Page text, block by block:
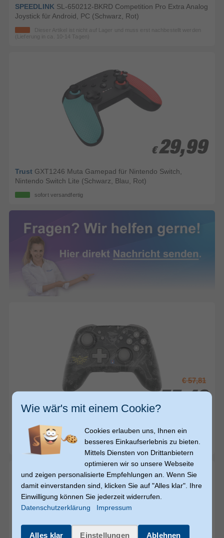
SPEEDLINK SL-650212-BKRD Competition Pro Extra Analog
Joystick für Android, PC (Schwarz, Rot)
Dieser Artikel ist nicht auf Lager und muss erst nachbestellt werden
(Lieferung in ca. 10-14 Tagen)
€ 29,99
€ 29,99
Trust GXT1246 Muta Gamepad für Nintendo Switch,
Nintendo Switch Lite (Schwarz, Blau, Rot)
sofort versandfertig
€ 57,81
Switch (Schwarz, Grau, Gelb)
sofort versandfertig
Wie wär's mit einem Cookie?
Cookies erlauben uns, Ihnen ein
besseres Einkaufserlebnis zu bieten.
Mittels Diensten von Drittanbietern
optimieren wir so unsere Webseite
und zeigen personalisierte Empfehlungen an. Wenn Sie
damit einverstanden sind, klicken Sie auf "Alles klar". Ihre
Einwilligung können Sie jederzeit widerrufen.
Datenschutzerklärung
Impressum
Alles klar Einstellungen Ablehnen